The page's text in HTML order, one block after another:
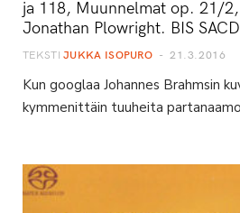
ja 118, Muunnelmat op. 21/
Jonathan Plowright. BIS SACD
TEKSTI JUKKA ISOPURO 21.3.2016
Kun googlaa Johannes Brahmsin
kymmenittäin tuuheita